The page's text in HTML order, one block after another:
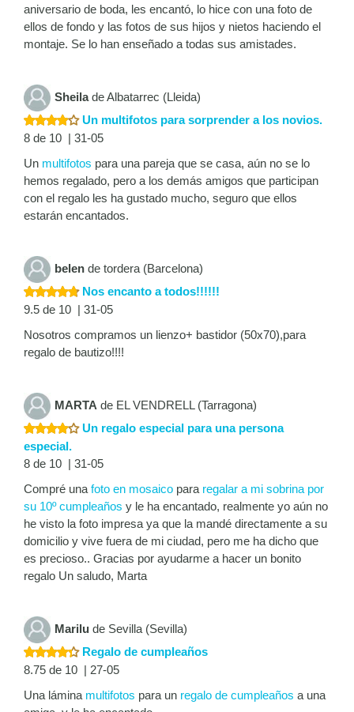
aniversario de boda, les encantó, lo hice con una foto de
ellos de fondo y las fotos de sus hijos y nietos haciendo el
montaje. Se lo han enseñado a todas sus amistades.
Sheilade Albatarrec (Lleida)
Un multifotos para sorprender a los novios.
8 de 10 | 31-05
Un multifotos para una pareja que se casa, aún no se lo
hemos regalado, pero a los demás amigos que participan
con el regalo les ha gustado mucho, seguro que ellos
estarán encantados.
belen de tordera (Barcelona)
Nos encanto a todos!!!!!!
9.5 de 10 | 31-05
Nosotros compramos un lienzo+ bastidor (50x70),para
regalo de bautizo!!!!
MARTA de EL VENDRELL (Tarragona)
Un regalo especial para una persona
especial.
8 de 10 | 31-05
Compré una foto en mosaico para regalar a mi sobrina por
su 10º cumpleaños y le ha encantado, realmente yo aún no
he visto la foto impresa ya que la mandé directamente a su
domicilio y vive fuera de mi ciudad, pero me ha dicho que
es precioso.. Gracias por ayudarme a hacer un bonito
regalo Un saludo, Marta
Marilu de Sevilla (Sevilla)
Regalo de cumpleaños
8.75 de 10 | 27-05
Una lámina multifotos para un regalo de cumpleaños a una